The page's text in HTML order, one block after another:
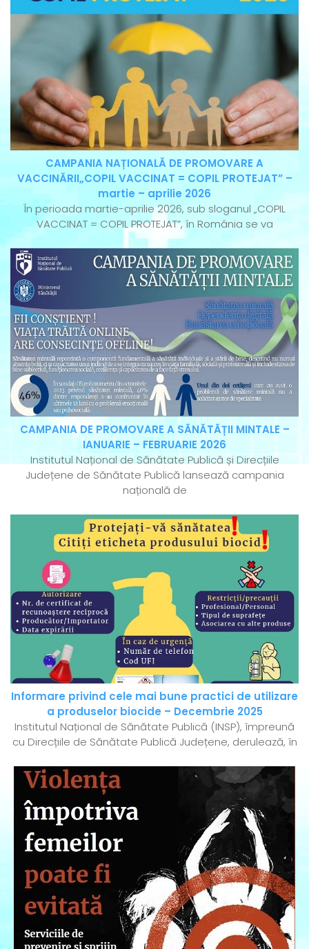
CAMPANIA NAȚIONALĂ DE PROMOVARE A
VACCINĂRII„COPIL VACCINAT = COPIL PROTEJAT” –
martie – aprilie 2026
În perioada martie-aprilie 2026, sub sloganul „COPIL
VACCINAT = COPIL PROTEJAT”, în România se va
CAMPANIA DE PROMOVARE A SĂNĂTĂȚII MINTALE –
IANUARIE – FEBRUARIE 2026
Institutul Național de Sănătate Publică și Direcțiile
Județene de Sănătate Publică lansează campania
națională de
Informare privind cele mai bune practici de utilizare
a produselor biocide – Decembrie 2025
Institutul Național de Sănătate Publică (INSP), împreună
cu Direcțiile de Sănătate Publică Județene, derulează, în